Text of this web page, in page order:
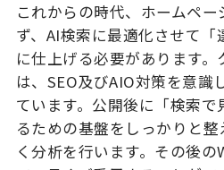
これからの時代、ホームペ
ず、AI検索に最適化させて「
に仕上げる必要があります
は、SEO及びAIO対策を意識
ています。公開後に「検索
るための基盤をしっかりと
く分析を行います。その後